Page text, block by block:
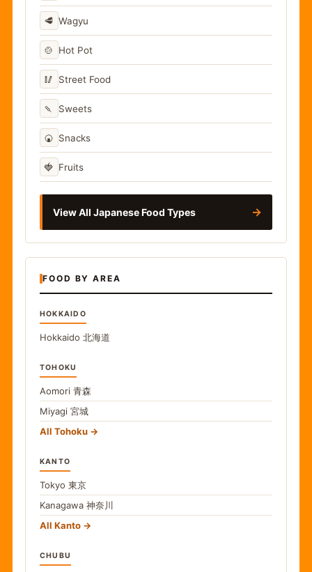
🥩 Wagyu
🍲 Hot Pot
🥢 Street Food
🍡 Sweets
🍘 Snacks
🍓 Fruits
View All Japanese Food Types →
FOOD BY AREA
HOKKAIDO
Hokkaido 北海道
TOHOKU
Aomori 青森
Miyagi 宮城
All Tohoku
KANTO
Tokyo 東京
Kanagawa 神奈川
All Kanto
CHUBU